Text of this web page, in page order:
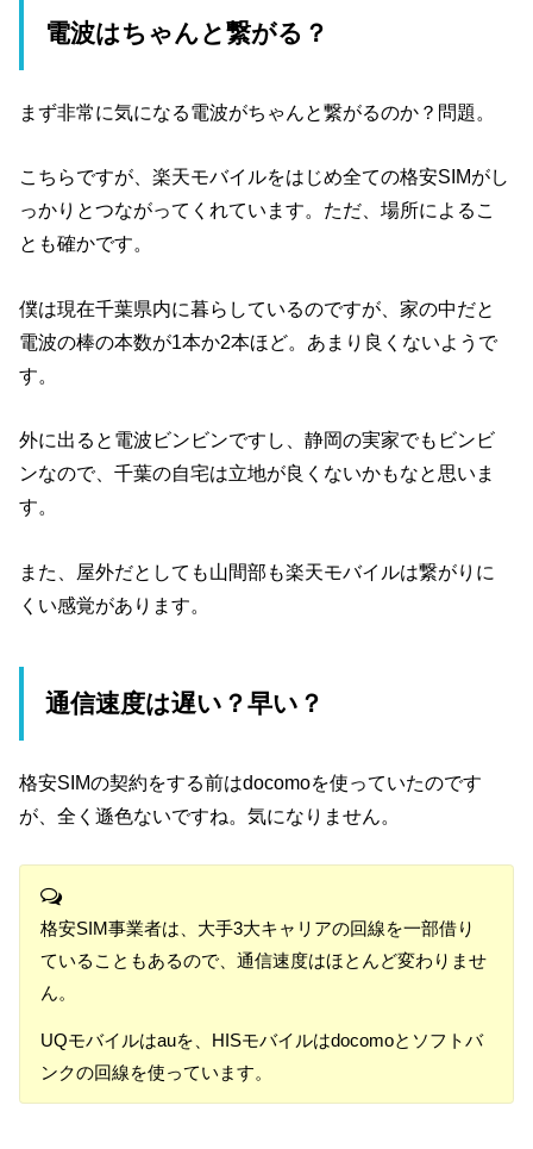
電波はちゃんと繋がる？
まず非常に気になる電波がちゃんと繋がるのか？問題。
こちらですが、楽天モバイルをはじめ全ての格安SIMがし
っかりとつながってくれています。ただ、場所によるこ
とも確かです。
僕は現在千葉県内に暮らしているのですが、家の中だと
電波の棒の本数が1本か2本ほど。あまり良くないようで
す。
外に出ると電波ビンビンですし、静岡の実家でもビンビ
ンなので、千葉の自宅は立地が良くないかもなと思いま
す。
また、屋外だとしても山間部も楽天モバイルは繋がりに
くい感覚があります。
通信速度は遅い？早い？
格安SIMの契約をする前はdocomoを使っていたのです
が、全く遜色ないですね。気になりません。
格安SIM事業者は、大手3大キャリアの回線を一部借り
ていることもあるので、通信速度はほとんど変わりませ
ん。
UQモバイルはauを、HISモバイルはdocomoとソフトバ
ンクの回線を使っています。